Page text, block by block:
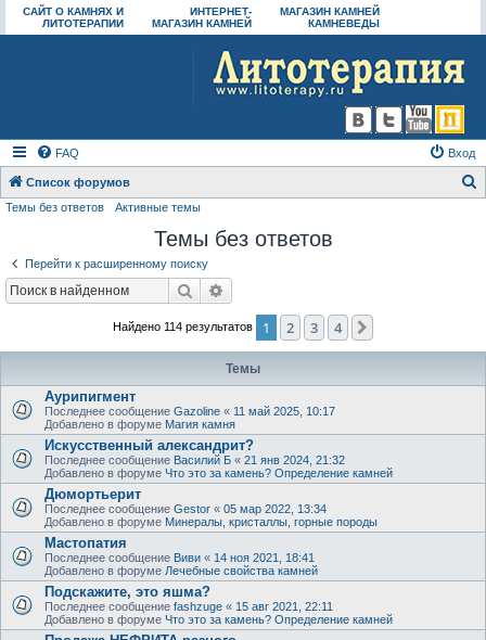
САЙТ О КАМНЯХ И
ЛИТОТЕРАПИИ
ИНТЕРНЕТ-
МАГАЗИН КАМНЕЙ
МАГАЗИН КАМНЕЙ
КАМНЕВЕДЫ
FAQ Вход
Список форумов
Темы без ответов Активные темы
Темы без ответов
Перейти к расширенному поиску
Поиск
Найдено 114 результатов 1 2 3 4
Темы
Аурипигмент
Последнее сообщение Gazoline « 11 май 2025, 10:17
Добавлено в форуме Магия камня
Искусственный александрит?
Последнее сообщение Василий Б « 21 янв 2024, 21:32
Добавлено в форуме Что это за камень? Определение камней
Дюмортьерит
Последнее сообщение Gestor « 05 мар 2022, 13:34
Добавлено в форуме Минералы, кристаллы, горные породы
Мастопатия
Последнее сообщение Виви « 14 ноя 2021, 18:41
Добавлено в форуме Лечебные свойства камней
Подскажите, это яшма?
Последнее сообщение fashzuge « 15 авг 2021, 22:11
Добавлено в форуме Что это за камень? Определение камней